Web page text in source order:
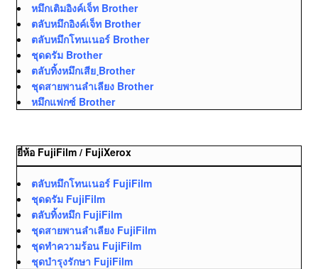
หมึกเติมอิงค์เจ็ท Brother
ตลับหมึกอิงค์เจ็ท Brother
ตลับหมึกโทนเนอร์ Brother
ชุดดรัม Brother
ตลับทิ้งหมึกเสีย ฺBrother
ชุดสายพานลำเลียง Brother
หมึกแฟกซ์ Brother
ยี่ห้อ FujiFilm / FujiXerox
ตลับหมึกโทนเนอร์ FujiFilm
ชุดดรัม FujiFilm
ตลับทิ้งหมึก FujiFilm
ชุดสายพานลำเลียง FujiFilm
ชุดทำความร้อน FujiFilm
ชุดบำรุงรักษา FujiFilm